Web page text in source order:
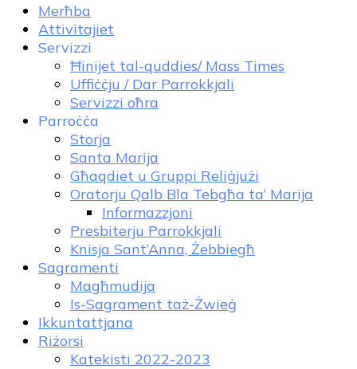
Merħba
Attivitajiet
Servizzi
Ħinijet tal-quddies/ Mass Times
Uffiċċju / Dar Parrokkjali
Servizzi oħra
Parroċċa
Storja
Santa Marija
Għaqdiet u Gruppi Reliġjużi
Oratorju Qalb Bla Tebgħa ta’ Marija
Informazzjoni
Presbiterju Parrokkjali
Knisja Sant’Anna, Żebbiegħ
Sagramenti
Magħmudija
Is-Sagrament taż-Żwieġ
Ikkuntattjana
Riżorsi
Katekisti 2022-2023